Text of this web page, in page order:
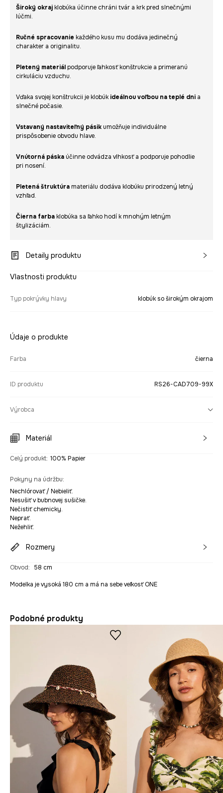
Široký okraj klobúka účinne chráni tvár a krk pred slnečnými
lúčmi.
Ručné spracovanie každého kusu mu dodáva jedinečný
charakter a originalitu.
Pletený materiál podporuje ľahkosť konštrukcie a primeranú
cirkuláciu vzduchu.
Vďaka svojej konštrukcii je klobúk ideálnou voľbou na teplé dni a
slnečné počasie.
Vstavaný nastaviteľný pásik umožňuje individuálne
prispôsobenie obvodu hlave.
Vnútorná páska účinne odvádza vlhkosť a podporuje pohodlie
pri nosení.
Pletená štruktúra materiálu dodáva klobúku prirodzený letný
vzhľad.
Čierna farba klobúka sa ľahko hodí k mnohým letným
štylizáciám.
Detaily produktu
Vlastnosti produktu
Typ pokrývky hlavy klobúk so širokým okrajom
Údaje o produkte
Farba čierna
ID produktu RS26-CAD709-99X
Výrobca
Materiál
Celý produkt: 100% Papier
Pokyny na údržbu:
Nechlórovať / Nebieliť.
Nesušiť v bubnovej sušičke.
Nečistiť chemicky.
Neprať.
Nežehliť.
Rozmery
Obvod: 58 cm
Modelka je vysoká 180 cm a má na sebe veľkosť ONE
Podobné produkty